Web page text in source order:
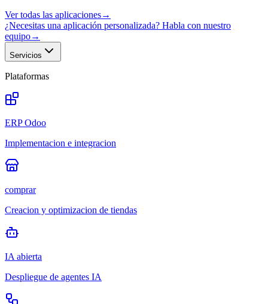
Ver todas las aplicaciones→
¿Necesitas una aplicación personalizada? Habla con nuestro
equipo→
Servicios
Plataformas
ERP Odoo
Implementacion e integracion
comprar
Creacion y optimizacion de tiendas
IA abierta
Despliegue de agentes IA